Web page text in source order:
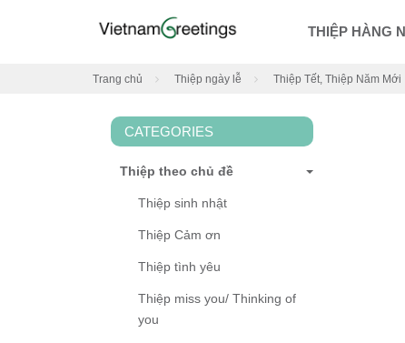
THIỆP HÀNG
Trang chủ Thiệp ngày lễ Thiệp Tết, Thiệp Năm Mới
CATEGORIES
Thiệp theo chủ đề
Thiệp sinh nhật
Thiệp Cảm ơn
Thiệp tình yêu
Thiệp miss you/ Thinking of
you